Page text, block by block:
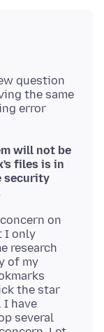
question
the same
error
will not be
files is in
security
on
I only
research
of my
the star
I have
several